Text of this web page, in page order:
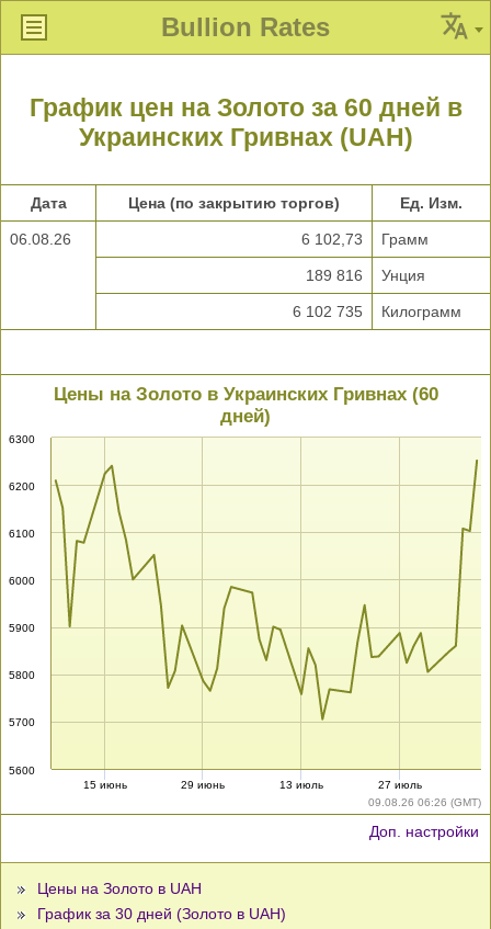
Bullion Rates
График цен на Золото за 60 дней в
Украинских Гривнах (UAH)
Дата Цена (по закрытию торгов) Ед. Изм.
06.08.26 6 102,73 Грамм
189 816 Унция
6 102 735 Килограмм
09.08.26 06:26 (GMT)
Цены на Золото в Украинских Гривнах (60
дней)
5600
5700
5800
5900
6000
6100
6200
6300
15 июнь 29 июнь 13 июль 27 июль
Доп. настройки
Цены на Золото в UAH
График за 30 дней (Золото в UAH)